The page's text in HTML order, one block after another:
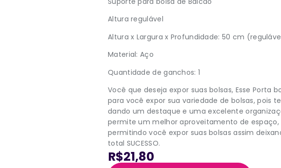
Altura regulável
Altura x Largura x Profundidade: 50 cm
Material: Aço
Quantidade de ganchos: 1
Você que deseja expor suas bolsas, Esse Porta
para você expor sua variedade de bolsas, pois
dando um destaque e uma excelente
permite um melhor aproveitamento de
permitindo você expor suas bolsas assim
total SUCESSO.
R$21,80